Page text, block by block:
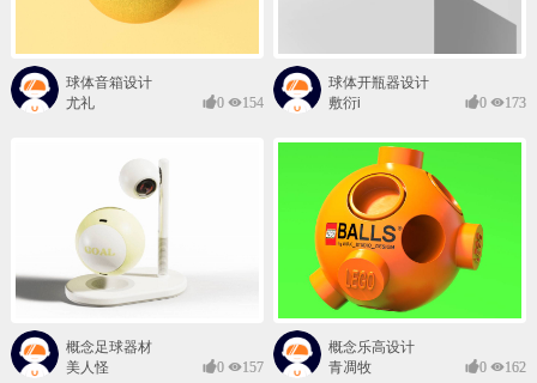
球体音箱设计
尤礼
0 154
球体开瓶器设计
敷衍i
0 173
概念足球器材
美人怪
0 157
概念乐高设计
青凋牧
0 162